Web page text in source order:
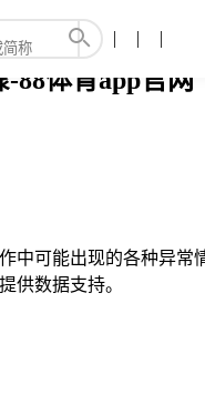
88体育app官网
可能出现的各种异常
供数据支持。